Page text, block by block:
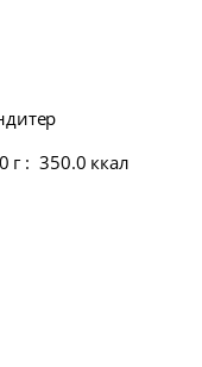
г : 350.0 ккал